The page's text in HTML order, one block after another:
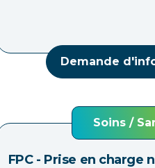
Demande
Soins /
FPC - Prise en charge